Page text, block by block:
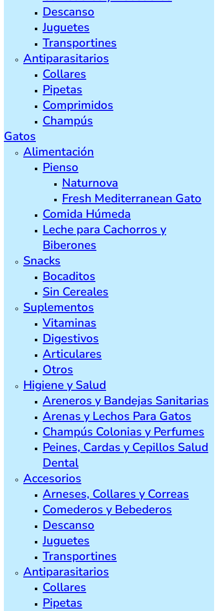
Descanso
Juguetes
Transportines
Antiparasitarios
Collares
Pipetas
Comprimidos
Champús
Gatos
Alimentación
Pienso
Naturnova
Fresh Mediterranean Gato
Comida Húmeda
Leche para Cachorros y
Biberones
Snacks
Bocaditos
Sin Cereales
Suplementos
Vitaminas
Digestivos
Articulares
Otros
Higiene y Salud
Areneros y Bandejas Sanitarias
Arenas y Lechos Para Gatos
Champús Colonias y Perfumes
Peines, Cardas y Cepillos Salud
Dental
Accesorios
Arneses, Collares y Correas
Comederos y Bebederos
Descanso
Juguetes
Transportines
Antiparasitarios
Collares
Pipetas